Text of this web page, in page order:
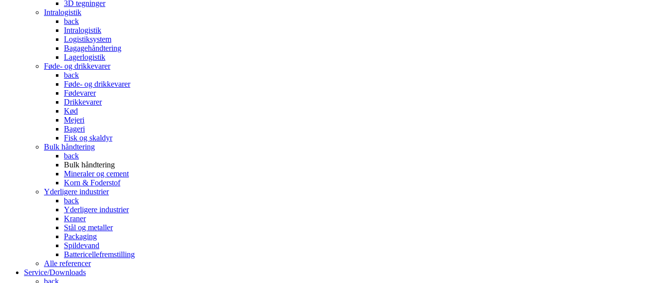
3D tegninger
Intralogistik
back
Intralogistik
Logistiksystem
Bagagehåndtering
Lagerlogistik
Føde- og drikkevarer
back
Føde- og drikkevarer
Fødevarer
Drikkevarer
Kød
Mejeri
Bageri
Fisk og skaldyr
Bulk håndtering
back
Bulk håndtering
Mineraler og cement
Korn & Foderstof
Yderligere industrier
back
Yderligere industrier
Kraner
Stål og metaller
Packaging
Spildevand
Battericellefremstilling
Alle referencer
Service/Downloads
back